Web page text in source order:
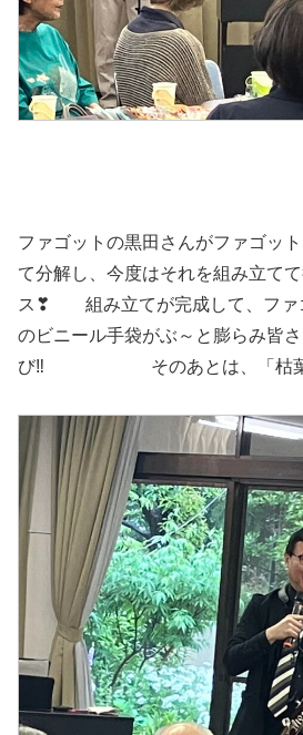
ファゴットの黒田さんがファゴッ
て分解し、今度はそれを組み立て
ス❣ 組み立てが完成して、ファ
のビニール手袋がぶ～と膨らみ皆
び‼ そのあとは、「枯葉」